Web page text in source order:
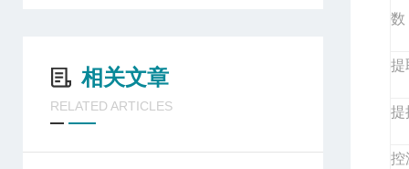
相关文章
RELATED ARTICLES
数
提
提
控